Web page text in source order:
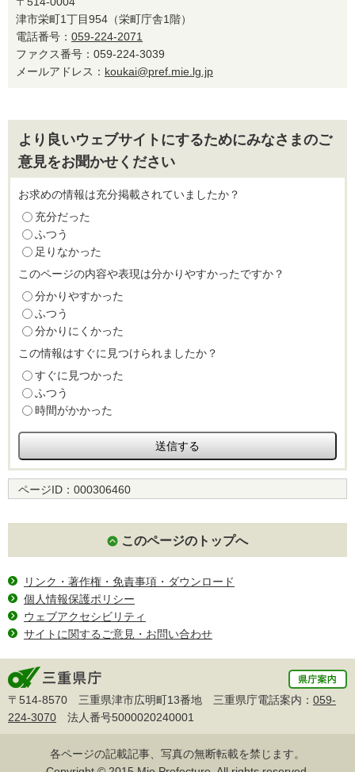
津市栄町1丁目954（栄町庁舎1階）
電話番号： 059-224-2071
ファクス番号：059-224-3039
メールアドレス： koukai@pref.mie.lg.jp
より良いウェブサイトにするためにみなさまのご
意見をお聞かせください
お求めの情報は充分掲載されていましたか？
充分だった
ふつう
足りなかった
このページの内容や表現は分かりやすかったですか？
分かりやすかった
ふつう
分かりにくかった
この情報はすぐに見つけられましたか？
すぐに見つかった
ふつう
時間がかかった
ページID： 000306460
このページのトップへ
リンク・著作権・免責事項・ダウンロード
個人情報保護ポリシー
ウェブアクセシビリティ
サイトに関するご意見・お問い合わせ
〒514-8570 三重県津市広明町13番地 三重県庁電話案内： 059-
224-3070 法人番号5000020240001
各ページの記載記事、写真の無断転載を禁じます。